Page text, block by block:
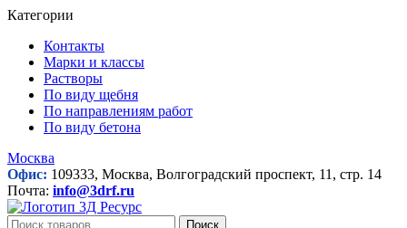
Категории
Контакты
Марки и классы
Растворы
По виду щебня
По направлениям работ
По виду бетона
Москва
Офис: 109333, Москва, Волгоградский проспект, 11, стр. 14
Почта: info@3drf.ru
Поиск